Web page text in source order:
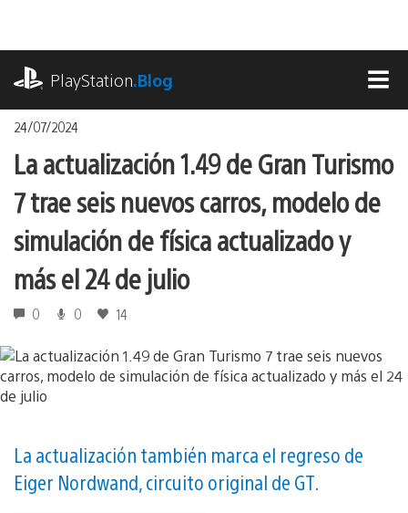
contenido
PlayStation.Blog
24/07/2024
La actualización 1.49 de Gran Turismo
7 trae seis nuevos carros, modelo de
simulación de física actualizado y
más el 24 de julio
0 0 14
La actualización también marca el regreso de
Eiger Nordwand, circuito original de GT.